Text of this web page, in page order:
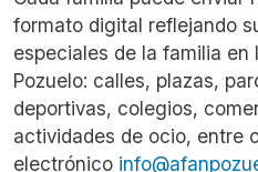
formato digital reflejando
especiales de la familia
Pozuelo: calles, plazas,
deportivas, colegios,
actividades de ocio, entre
electrónico